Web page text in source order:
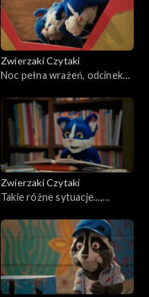
Zwierzaki Czytaki
Noc pełna wrażeń, odcinek
Zwierzaki Czytaki
Takie różne sytuacje...,